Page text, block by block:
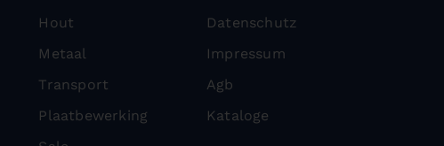
Hout
Metaal
Transport
Plaatbewerking
Datenschutz
Impressum
Agb
Kataloge